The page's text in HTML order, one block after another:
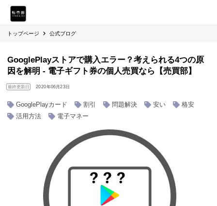
トップページ 公式ブログ
GooglePlayストアで購入エラー？考えられる4つの原
因を解明 - 電子ギフト券の個人売買なら【売買部】
最終更新日 2020年06月23日
GooglePlayカード 割引 問題解決 安い
格安
活用方法
電子マネー